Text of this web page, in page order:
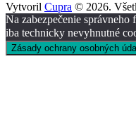
Vytvoril Cupra © 2026.
Na zabezpečenie
iba technicky nevyhnutné
Zásady ochrany osobných